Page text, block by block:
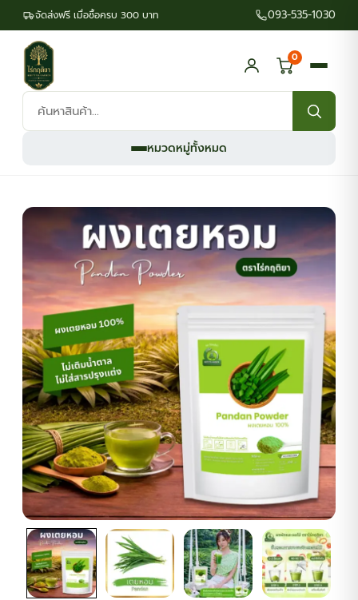
จัดส่งฟรี เมื่อซื้อครบ 300 บาท 093-535-1030
ค้นหา
สินค้า:
0
หมวดหมู่ทั้งหมด
ต้นพันธุ์สมุนไพร
ต้นพันธุ์ไม้ป่า
ไม้ดอกไม้ประดับ